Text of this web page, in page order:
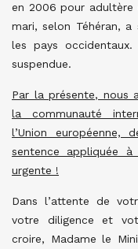
en 2006 pour
mari, selon Téhéran,
les pays
suspendue.
Par la présente, nous
la communauté
l’Union européenne,
sentence appliquée
urgente !
Dans l’attente de
votre diligence et
croire, Madame le